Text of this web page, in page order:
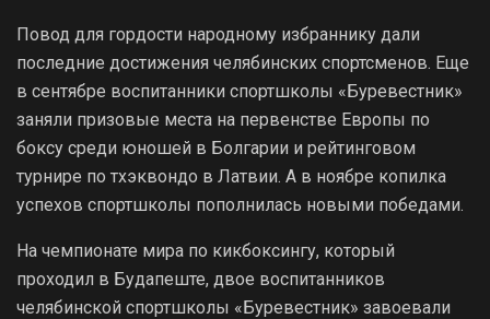
Повод для гордости народному избраннику дали
последние достижения челябинских спортсменов. Еще
в сентябре воспитанники спортшколы «Буревестник»
заняли призовые места на первенстве Европы по
боксу среди юношей в Болгарии и рейтинговом
турнире по тхэквондо в Латвии. А в ноябре копилка
успехов спортшколы пополнилась новыми победами.
На чемпионате мира по кикбоксингу, который
проходил в Будапеште, двое воспитанников
челябинской спортшколы «Буревестник» завоевали